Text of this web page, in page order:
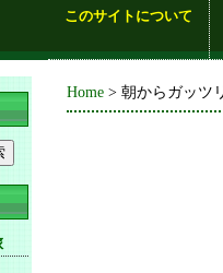
このサイトについて
Home > 朝からガッツ